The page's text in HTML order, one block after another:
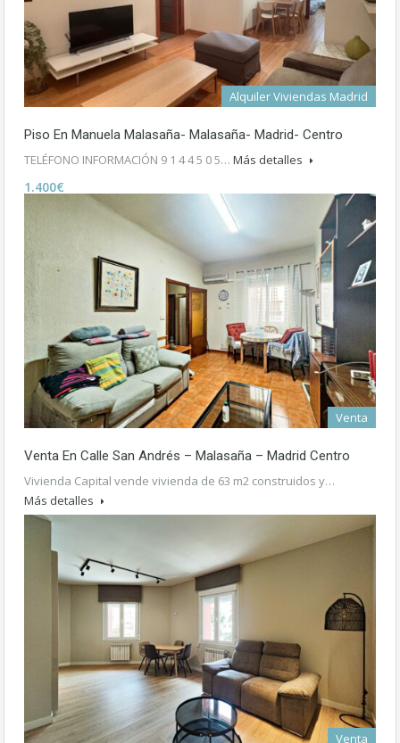
Alquiler Viviendas Madrid
Piso En Manuela Malasaña- Malasaña- Madrid- Centro
TELÉFONO INFORMACIÓN 9 1 4 4 5 0 5… Más detalles
1.400€
Venta
Venta En Calle San Andrés – Malasaña – Madrid Centro
Vivienda Capital vende vivienda de 63 m2 construidos y…
Más detalles
420.000€
Venta